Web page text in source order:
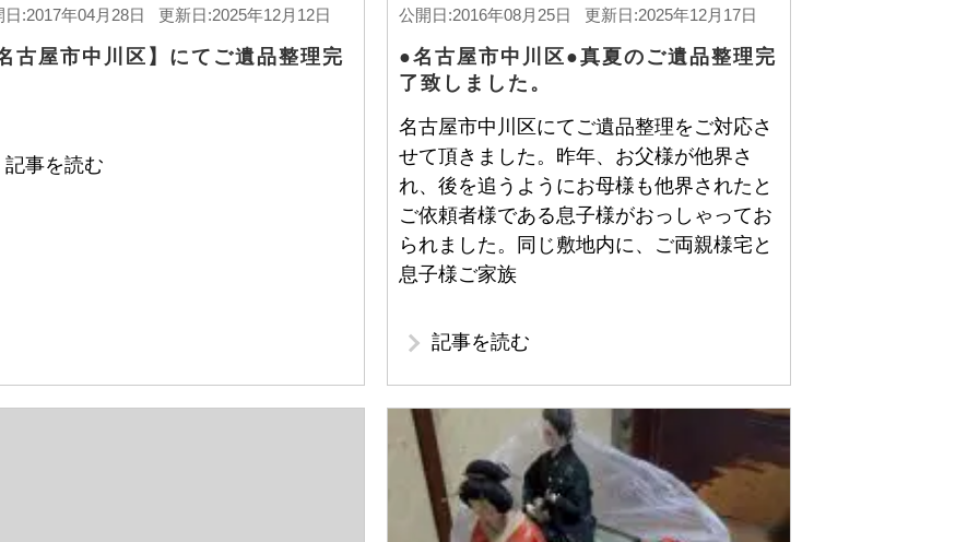
日:2017年04月28日 更新日:2025年12月12日
名古屋市中川区】にてご遺品整理完
記事を読む
公開日:2016年08月25日 更新日:2025年12月17日
●名古屋市中川区●真夏のご遺品整理完
了致しました。
名古屋市中川区にてご遺品整理をご対応さ
せて頂きました。昨年、お父様が他界さ
れ、後を追うようにお母様も他界されたと
ご依頼者様である息子様がおっしゃってお
られました。同じ敷地内に、ご両親様宅と
息子様ご家族
記事を読む